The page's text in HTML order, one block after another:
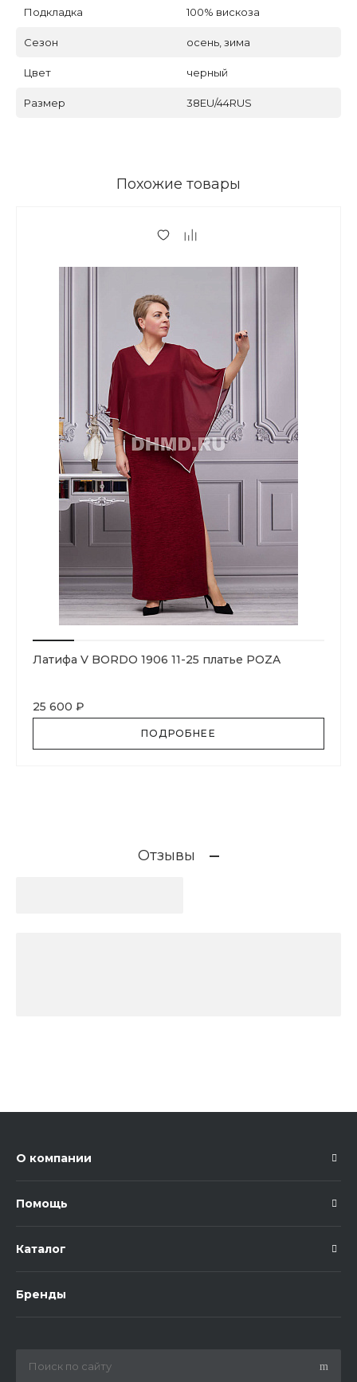
Подкладка 100% вискоза
Сезон осень, зима
Цвет черный
Размер 38EU/44RUS
Похожие товары
Латифа V BORDO 1906 11-25 платье POZA
25 600 ₽
ПОДРОБНЕЕ
Отзывы
О компании
Помощь
Каталог
Бренды